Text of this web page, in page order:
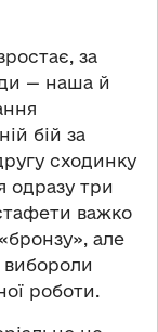
за
— наша й
бій за
сходинку
одразу три
важко
але
роботи.